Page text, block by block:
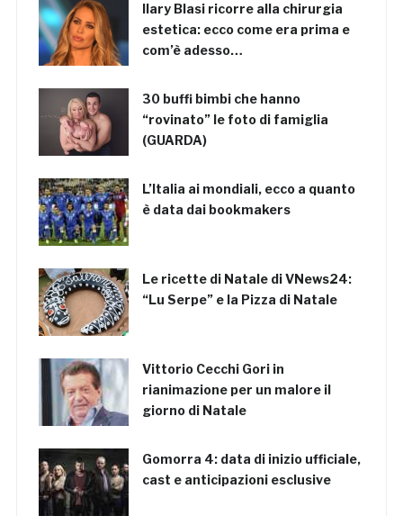
Ilary Blasi ricorre alla chirurgia
estetica: ecco come era prima e
com’è adesso…
30 buffi bimbi che hanno
“rovinato” le foto di famiglia
(GUARDA)
L’Italia ai mondiali, ecco a quanto
è data dai bookmakers
Le ricette di Natale di VNews24:
“Lu Serpe” e la Pizza di Natale
Vittorio Cecchi Gori in
rianimazione per un malore il
giorno di Natale
Gomorra 4: data di inizio ufficiale,
cast e anticipazioni esclusive